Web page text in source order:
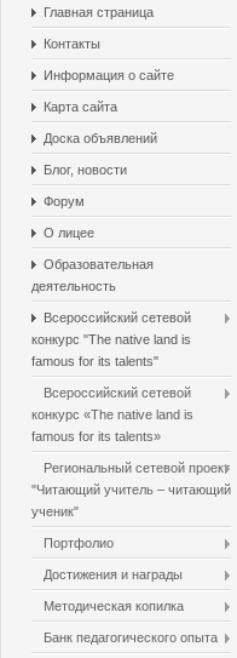
Главная страница
Контакты
Информация о сайте
Карта сайта
Доска объявлений
Блог, новости
Форум
О лицее
Образовательная
деятельность
Всероссийский сетевой
конкурс "The native land is
famous for its talents"
Всероссийский сетевой
конкурс «The native land is
famous for its talents»
Региональный сетевой проект
"Читающий учитель – читающий
ученик"
Портфолио
Достижения и награды
Методическая копилка
Банк педагогического опыта